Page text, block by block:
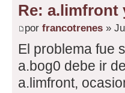
Re: a.limfront
por francotrenes »
El problema fue
a.bog0 debe ir
a.limfront,